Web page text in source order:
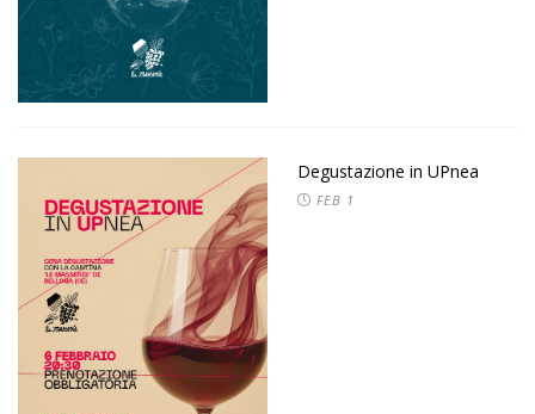
Degustazione in UPnea
FEB 1